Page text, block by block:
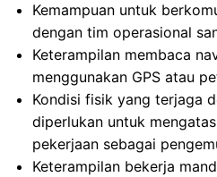
Kemampuan untuk
dengan tim operasional
Keterampilan membaca
menggunakan GPS atau
Kondisi fisik yang terjaga
diperlukan untuk
pekerjaan sebagai
Keterampilan bekerja